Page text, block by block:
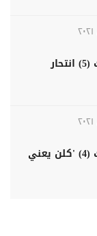
رسائل إلى صديق هناك (5) انتحار
رسائل إلى صديق هناك (4) 'كلن يعني